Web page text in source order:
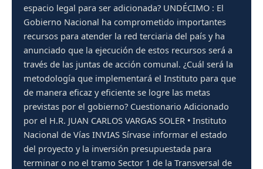
espacio legal para ser adicionada? UNDÉCIMO : El
Gobierno Nacional ha comprometido importantes
recursos para atender la red terciaria del país y ha
anunciado que la ejecución de estos recursos será a
través de las juntas de acción comunal. ¿Cuál será la
metodología que implementará el Instituto para que
de manera eficaz y eficiente se logre las metas
previstas por el gobierno? Cuestionario Adicionado
por el H.R. JUAN CARLOS VARGAS SOLER • Instituto
Nacional de Vías INVIAS Sírvase informar el estado
del proyecto y la inversión presupuestada para
terminar o no el tramo Sector 1 de la Transversal de